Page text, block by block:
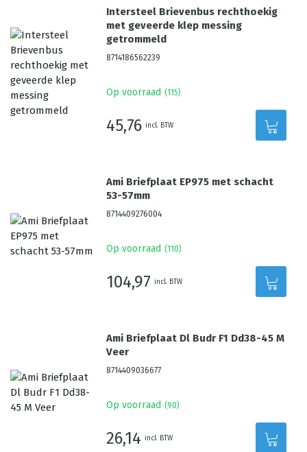
Intersteel Brievenbus rechthoekig
met geveerde klep messing
getrommeld
8714186562239
Op voorraad (115)
45,76 incl. BTW
Ami Briefplaat EP975 met schacht
53-57mm
8714409276004
Op voorraad (110)
104,97 incl. BTW
Ami Briefplaat Dl Budr F1 Dd38-45 M
Veer
8714409036677
Op voorraad (90)
26,14 incl. BTW